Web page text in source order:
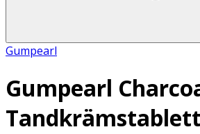
Gumpearl
Gumpearl